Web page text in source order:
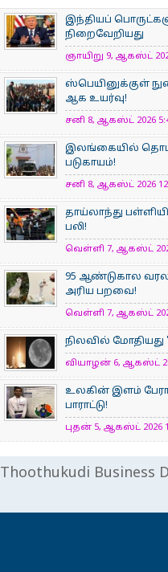
இந்தியப்
நிறைவேறியது
ஞாயிறு 9, ஆகஸ்ட் 2026
ஸ்பெயினுக்குள்
ஆக உயர்வு!
சனி 8, ஆகஸ்ட் 2026
இலங்கையில்
படுகாயம்!
சனி 8, ஆகஸ்ட் 2026
தாய்லாந்து
பலி!
வெள்ளி 7, ஆகஸ்ட் 2026
95 ஆண்டுகால
அரிய பறவை!
வெள்ளி 7, ஆகஸ்ட் 2026
நிலவில் மோதியது
வியாழன் 6, ஆகஸ்ட்
உலகின் இளம்
பாராட்டு!
புதன் 5, ஆகஸ்ட் 2026
Thoothukudi Business